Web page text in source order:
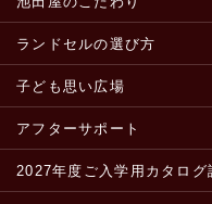
ランドセルの選び方
子ども思い広場
アフターサポート
2027年度ご入学用カタログ